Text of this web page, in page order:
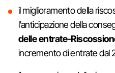
il miglioramento della
l’anticipazione della
delle entrate-
incremento di entrate dal